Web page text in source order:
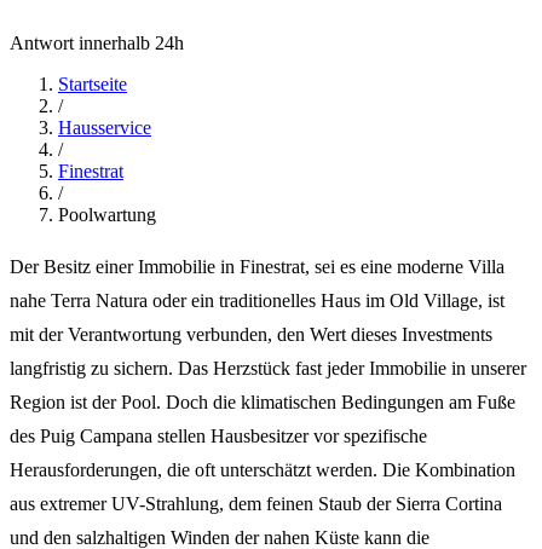
Antwort innerhalb 24h
Startseite
/
Hausservice
/
Finestrat
/
Poolwartung
Der Besitz einer Immobilie in Finestrat, sei es eine moderne Villa
nahe Terra Natura oder ein traditionelles Haus im Old Village, ist
mit der Verantwortung verbunden, den Wert dieses Investments
langfristig zu sichern. Das Herzstück fast jeder Immobilie in unserer
Region ist der Pool. Doch die klimatischen Bedingungen am Fuße
des Puig Campana stellen Hausbesitzer vor spezifische
Herausforderungen, die oft unterschätzt werden. Die Kombination
aus extremer UV-Strahlung, dem feinen Staub der Sierra Cortina
und den salzhaltigen Winden der nahen Küste kann die